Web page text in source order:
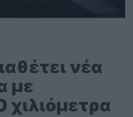
νέα
με